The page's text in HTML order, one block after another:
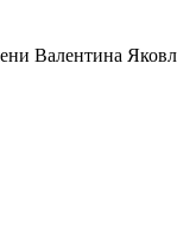
Валентина